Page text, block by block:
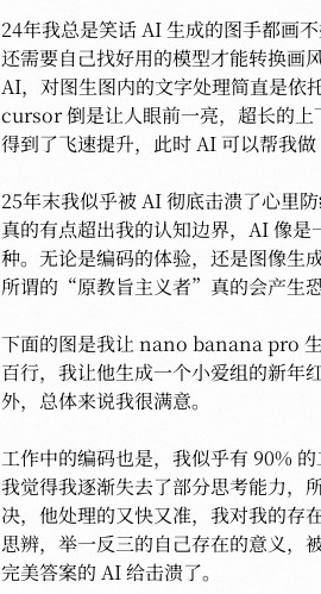
24年我总是笑话 AI 生成的图手都画
还需要自己找好用的模型才能转换画
AI，对图生图内的文字处理简直是依
cursor 倒是让人眼前一亮，超长的上
得到了飞速提升，此时 AI 可以帮我
25年末我似乎被 AI 彻底击溃了心里
真的有点超出我的认知边界，AI 像是
种。无论是编码的体验，还是图像生
所谓的“原教旨主义者”真的会产生
下面的图是我让 nano banana pro
百行，我让他生成一个小爱组的新年
外，总体来说我很满意。
工作中的编码也是，我似乎有 90%
我觉得我逐渐失去了部分思考能力，
决，他处理的又快又准，我对我的存
思辨，举一反三的自己存在的意义，
完美答案的 AI 给击溃了。